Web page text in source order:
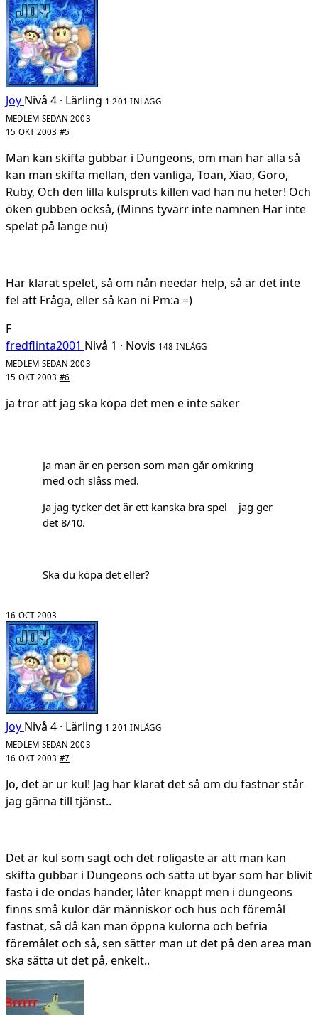
Joy Nivå 4 · Lärling 1 201 INLÄGG
MEDLEM SEDAN 2003
15 OKT 2003 #5
Man kan skifta gubbar i Dungeons, om man har alla så
kan man skifta mellan, den vanliga, Toan, Xiao, Goro,
Ruby, Och den lilla kulspruts killen vad han nu heter! Och
öken gubben också, (Minns tyvärr inte namnen Har inte
spelat på länge nu)
Har klarat spelet, så om nån needar help, så är det inte
fel att Fråga, eller så kan ni Pm:a =)
F
fredflinta2001 Nivå 1 · Novis 148 INLÄGG
MEDLEM SEDAN 2003
15 OKT 2003 #6
ja tror att jag ska köpa det men e inte säker
Ja man är en person som man går omkring
med och slåss med.
Ja jag tycker det är ett kanska bra spel jag ger
det 8/10.
Ska du köpa det eller?
16 OCT 2003
Joy Nivå 4 · Lärling 1 201 INLÄGG
MEDLEM SEDAN 2003
16 OKT 2003 #7
Jo, det är ur kul! Jag har klarat det så om du fastnar står
jag gärna till tjänst..
Det är kul som sagt och det roligaste är att man kan
skifta gubbar i Dungeons och sätta ut byar som har blivit
fasta i de ondas händer, låter knäppt men i dungeons
finns små kulor där människor och hus och föremål
fastnat, så då kan man öppna kulorna och befria
föremålet och så, sen sätter man ut det på den area man
ska sätta ut det på, enkelt..